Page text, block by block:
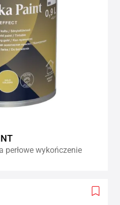
perłowe wykończenie
Add